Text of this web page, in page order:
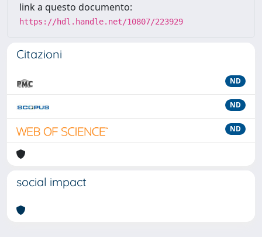
link a questo documento:
https://hdl.handle.net/10807/223929
Citazioni
ND
ND
ND
social impact